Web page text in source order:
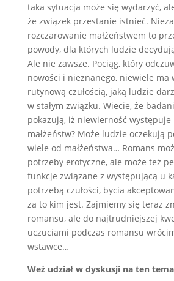
taka sytuacja może się wydarzyć,
że związek przestanie istnieć.
rozczarowanie małżeństwem to
powody, dla których ludzie
Ale nie zawsze. Pociąg, który
nowości i nieznanego, niewiele ma
rutynową czułością, jaką ludzie
w stałym związku. Wiecie, że
pokazują, iż niewierność występuje
małżeństw? Może ludzie oczekują
wiele od małżeństwa… Romans
potrzeby erotyczne, ale może też
funkcje związane z występującą u
potrzebą czułości, bycia
za to kim jest. Zajmiemy się teraz
romansu, ale do najtrudniejszej
uczuciami podczas romansu
wstawce…
Weź udział w dyskusji na ten